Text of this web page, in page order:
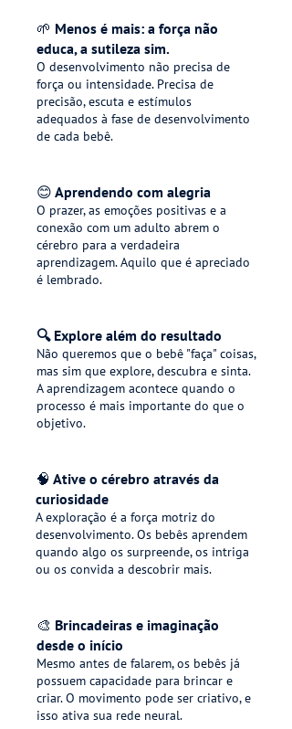
🌱 Menos é mais: a força não
educa, a sutileza sim.
O desenvolvimento não precisa de
força ou intensidade. Precisa de
precisão, escuta e estímulos
adequados à fase de desenvolvimento
de cada bebê.
😊 Aprendendo com alegria
O prazer, as emoções positivas e a
conexão com um adulto abrem o
cérebro para a verdadeira
aprendizagem. Aquilo que é apreciado
é lembrado.
🔍Explore além do resultado
Não queremos que o bebê "faça" coisas,
mas sim que explore, descubra e sinta.
A aprendizagem acontece quando o
processo é mais importante do que o
objetivo.
🧠 Ative o cérebro através da
curiosidade
A exploração é a força motriz do
desenvolvimento. Os bebês aprendem
quando algo os surpreende, os intriga
ou os convida a descobrir mais.
🎨 Brincadeiras e imaginação
desde o início
Mesmo antes de falarem, os bebês já
possuem capacidade para brincar e
criar. O movimento pode ser criativo, e
isso ativa sua rede neural.